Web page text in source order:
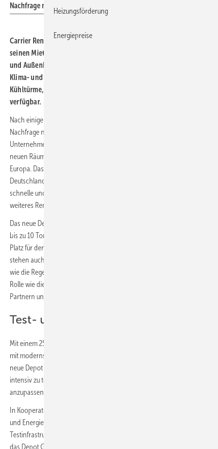
Nachfrage nach temporärer Kälte-, Klima- und Heizungstechnik.
Carrier Rental Systems hat in Gelsenkirchen ein neues Depot für
seinen Mietgerätepark mit rund 25
und Außenbereich in Betrieb genommen. Über 4000 Heizungs-,
Klima- und Lüftungsanlagen, darunter Wärmepumpen,
Kühltürme, Chiller und Rooftop-Geräte, sind dort ständig
verfügbar.
Nach einigen Großaufträge in 2024 und um die insgesamt steigende
Nachfrage nach Mietlösungen bedienen zu können, investierte das
Unternehmen in eine Vergrößerung seines Maschinenparks. Mit den
neuen Räumlichkeiten in Gelsenkirchen entstand das größte Lager in
Europa. Das Depot dient als Zentrallager für die Märkte in
Deutschland, Österreich und der Schweiz und ermöglicht eine
schnelle und effiziente Belieferung der gesamten DACH-Region. Ein
weiteres Rental-Depot befindet sich in Massenbach bei Heilbronn.
Das neue Depot verfügt über drei Hallenkräne mit einer Tragkraft von
bis zu 10 Tonnen und bietet im Innen- und Außenbereich ausreichend
Platz für den wachsenden Maschinenpark. Neben Lagerflächen
stehen auch Büroflächen zur Verfügung. Umweltfreundliche Systeme
wie die Regenwassernutzung spielen dabei eine ebenso wichtige
Rolle wie die Qualitätssicherung und der Schutz von Mitarbeitenden,
Partnern und Kunden.
Test- und Schulungsmöglichkeiten
Mit einem 250 m
mit modernster Regelungstechnik und bester Klassifizierung stellt das
neue Depot optimale Voraussetzungen zur Verfügung, um Geräte
intensiv zu testen, zu protokollieren und an Kundenanforderungen
anzupassen.
In Kooperation mit dem IKKE (Informationszentrum für Kälte-, Klima-
und Energietechnik) in Duisburg bietet Carrier nun eine umfassende
Testinfrastruktur: Das IKKE testet und konfiguriert Anlagen bis 50 KW,
das Depot Gelsenkirchen Anlagen ab 50 KW. Techniker,
Heizungsförderung
Energiepreise